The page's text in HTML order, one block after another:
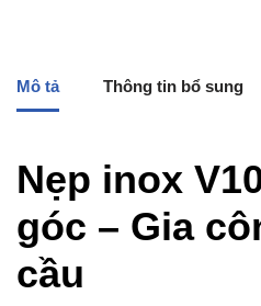
Mô tả Thông tin bổ sung
Nẹp inox
góc – Gia
cầu